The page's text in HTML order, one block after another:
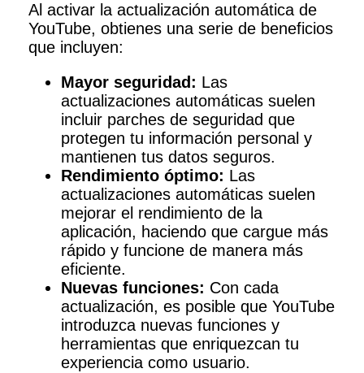
Al activar la actualización automática de
YouTube, obtienes una serie de beneficios
que incluyen:
Mayor seguridad: Las
actualizaciones automáticas suelen
incluir parches de seguridad que
protegen tu información personal y
mantienen tus datos seguros.
Rendimiento óptimo: Las
actualizaciones automáticas suelen
mejorar el rendimiento de la
aplicación, haciendo que cargue más
rápido y funcione de manera más
eficiente.
Nuevas funciones: Con cada
actualización, es posible que YouTube
introduzca nuevas funciones y
herramientas que enriquezcan tu
experiencia como usuario.